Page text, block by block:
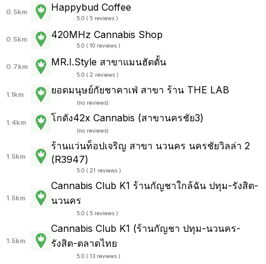
0.5km Happybud Coffee
5.0 ( 5 reviews )
0.5km 420MHz Cannabis Shop
5.0 ( 10 reviews )
0.7km MR.I.Style สาขาแมนฮัตตั้น
5.0 ( 2 reviews )
1.1km ยอดมนุษย์กัยชาคาเฟ่ สาขา ร้าน THE LAB
(no reviews)
1.4km โกดัง42x Cannabis (สาขานครชัย3)
(no reviews)
1.5km
ร้านแว่นท็อปเจริญ สาขา นวนคร นครชัยวิลล่า 2
(R3947)
5.0 ( 21 reviews )
1.5km
Cannabis Club K1 ร้านกัญชาใกล้ฉัน ปทุม-รังสิต-
นวนคร
5.0 ( 5 reviews )
1.5km
Cannabis Club K1 (ร้านกัญชา ปทุม-นวนคร-
รังสิต-ตลาดไทย
5.0 ( 13 reviews )